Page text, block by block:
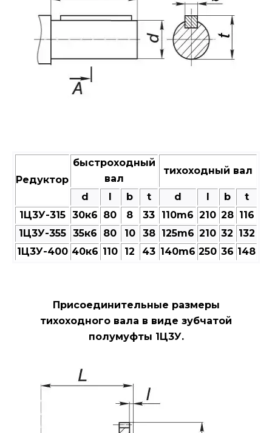
Редуктор
быстроходный
вал
тихоходный вал
d l b t d l b
t
1Ц3У-315
30к6 80 8 33 110m6 210 28 116
1Ц3У-355
35к6 80 10 38 125m6 210 32 132
1Ц3У-400 40к6 110 12 43 140m6 250 36 148
Присоединительные размеры
тихоходного вала в виде зубчатой
полумуфты 1Ц3У.